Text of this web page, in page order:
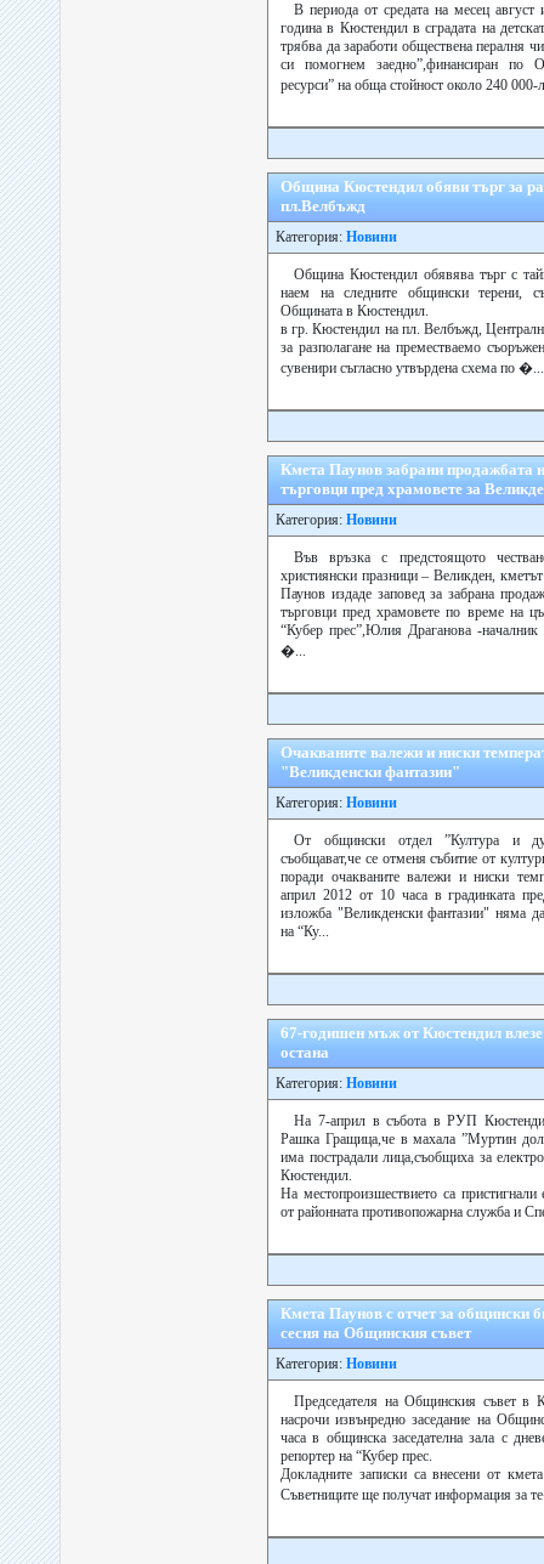
В периода от средата на месец август
година в Кюстендил в сградата на
трябва да заработи обществена пералня
си помогнем заедно”,финансиран по
ресурси” на обща стойност около 240
Община Кюстендил обяви търг за
пл.Велбъжд
Категория: Новини
Община Кюстендил обявява търг с
наем на следните общински терени,
Общината в Кюстендил.
в гр. Кюстендил на пл. Велбъжд,
за разполагане на преместваемо
сувенири съгласно утвърдена схема по �...
Кмета Паунов забрани продажбата
търговци пред храмовете за
Категория: Новини
Във връзка с предстоящото
християнски празници – Великден,
Паунов издаде заповед за забрана
търговци пред храмовете по време на
“Кубер прес”,Юлия Драганова -
�...
Очакваните валежи и ниски
"Великденски фантазии"
Категория: Новини
От общински отдел ”Култура и
съобщават,че се отменя събитие от
поради очакваните валежи и ниски
април 2012 от 10 часа в градинката
изложба "Великденски фантазии" няма
на “Ку...
67-годишен мъж от Кюстендил
остана
Категория: Новини
На 7-април в събота в РУП
Рашка Гращица,че в махала ”Муртин
има пострадали лица,съобщиха за
Кюстендил.
На местопроизшествието са пристигнали
от районната противопожарна служба и
Кмета Паунов с отчет за общински
сесия на Общинския съвет
Категория: Новини
Председателя на Общинския съвет в
насрочи извънредно заседание на
часа в общинска заседателна зала с
репортер на “Кубер прес.
Докладните записки са внесени от
Съветниците ще получат информация за